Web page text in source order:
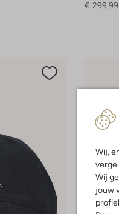
Wij,
Wij
jouw
€ 299,99